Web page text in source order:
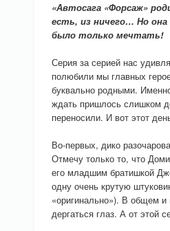
«Автосага «Форсаж»
есть, из ничего… Но
было только мечтать!
Серия за серией нас
полюбили мы главных
буквально родными.
ждать пришлось слишком
переносили. И вот этот
Во-первых, дико
Отмечу только то, что
его младшим братишкой
одну очень крутую
«оригинально»). В общем и
дергаться глаз. А от этой